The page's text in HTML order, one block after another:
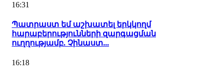
16:31
Պատրաստ եմ աշխատել երկկողմ
հարաբերությունների զարգացման
ուղղությամբ. Չինաստ...
16:18